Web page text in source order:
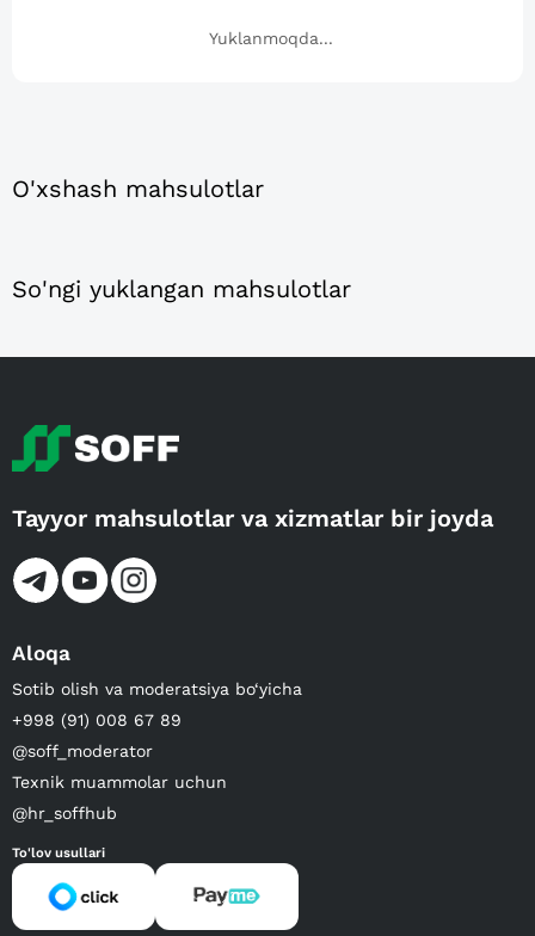
Yuklanmoqda...
O'xshash mahsulotlar
So'ngi yuklangan mahsulotlar
Tayyor mahsulotlar va xizmatlar bir joyda
Aloqa
Sotib olish va moderatsiya bo‘yicha
+998 (91) 008 67 89
@soff_moderator
Texnik muammolar uchun
@hr_soffhub
To'lov usullari